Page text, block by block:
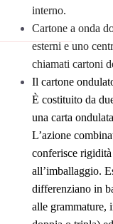
interno.
Cartone a onda
esterni e uno
chiamati cartoni
Il cartone
È costituito da
una carta
L’azione
conferisce rigidità
all’imballaggio.
differenziano in
alle grammature,